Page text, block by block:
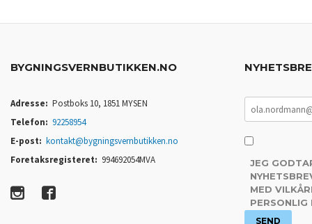
BYGNINGSVERNBUTIKKEN.NO
Adresse: Postboks 10, 1851 MYSEN
Telefon: 92258954
E-post: kontakt@bygningsvernbutikken.no
Foretaksregisteret: 994692054MVA
JEG
MED
PERSONLIG